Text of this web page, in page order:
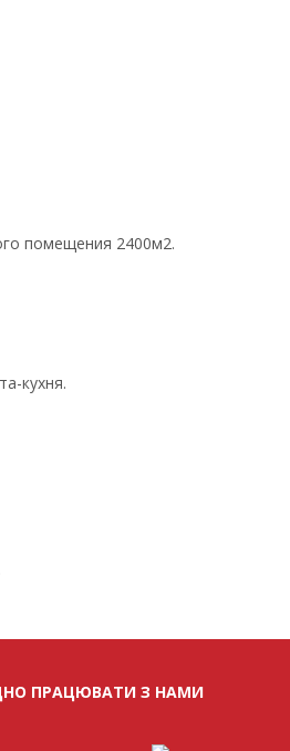
помещения 2400м2.
кухня.
ПРАЦЮВАТИ З НАМИ